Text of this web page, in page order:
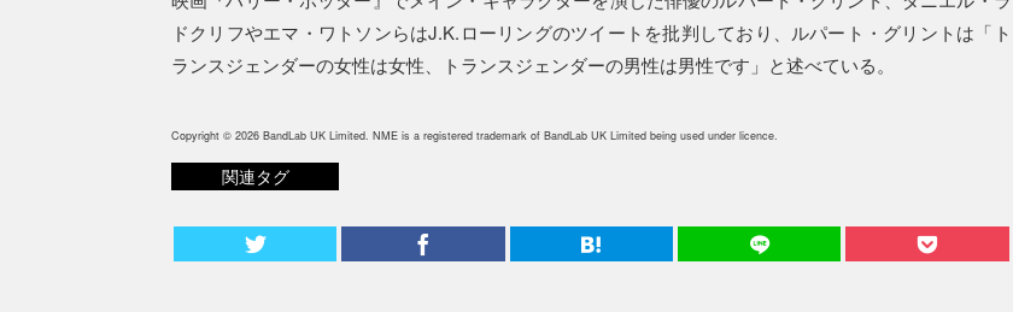
ドクリフやエマ・ワトソンらはJ.K.ローリングのツイートを批判しており、ルパート・グリントは「ト
ランスジェンダーの女性は女性、トランスジェンダーの男性は男性です」と述べている。
Copyright © 2026 BandLab UK Limited. NME is a registered trademark of BandLab UK Limited being used under licence.
関連タグ